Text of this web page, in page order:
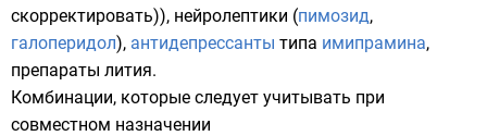
скорректировать)), нейролептики (пимозид,
галоперидол), антидепрессанты типа имипрамина,
препараты лития.
Комбинации, которые следует учитывать при
совместном назначении